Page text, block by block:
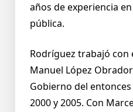
años de experiencia
pública.
Rodríguez trabajó con
Manuel López
Gobierno del
2000 y 2005. Con